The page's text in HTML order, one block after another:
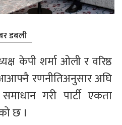
डबली
केपी शर्मा ओली र वरिष्ठ
रणनीतिअनुसार अघि
गरी पार्टी एकता
छ ।